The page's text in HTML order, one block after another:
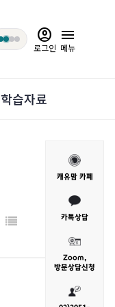
account_circle
로그인
menu
메뉴
습자료
캐유맘 카페
카톡상담
Zoom,
방문상담신청